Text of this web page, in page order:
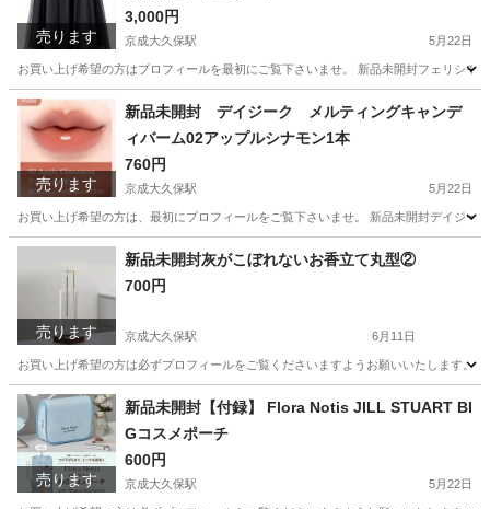
売ります
3,000円
京成大久保駅 5月22日
お買い上げ希望の方はプロフィールを最初にご覧下さいませ。 新品未開封フェリシ
千葉 習志野市 京成大久保駅 スカート チュールスカート
売ります
新品未開封 デイジーク メルティングキャンデ
ィバーム02アップルシナモン1本
760円
京成大久保駅 5月22日
お買い上げ希望の方は、最初にプロフィールをご覧下さいませ。 新品未開封デイジ
千葉 習志野市 京成大久保駅 メイクアップ シナモン
売ります
新品未開封灰がこぼれないお香立て丸型②
700円
京成大久保駅 6月11日
お買い上げ希望の方は必ずプロフィールをご覧くださいますようお願いいたします。
千葉 習志野市 京成大久保駅 生活雑貨
売ります
新品未開封【付録】 Flora Notis JILL STUART BI
Gコスメポーチ
600円
京成大久保駅 5月22日